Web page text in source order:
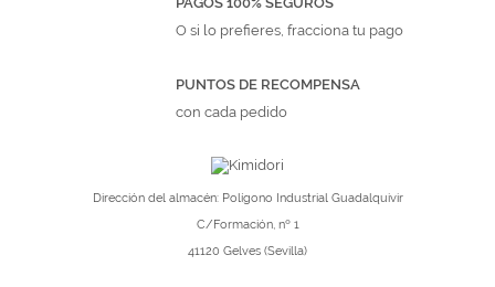
O si lo prefieres, fracciona tu pago
PUNTOS DE RECOMPENSA
con cada pedido
Dirección del almacén: Polígono Industrial Guadalquivir
C/Formación, nº 1
41120 Gelves (Sevilla)